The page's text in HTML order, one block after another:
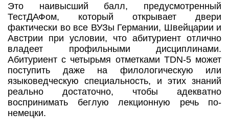
Это наивысший балл, предусмотренный
ТестДАФом, который открывает двери
фактически во все ВУЗы Германии, Швейцарии и
Австрии при условии, что абитуриент отлично
владеет профильными дисциплинами.
Абитуриент с четырьмя отметками TDN-5 может
поступить даже на филологическую или
языковедческую специальность, и этих знаний
реально достаточно, чтобы адекватно
воспринимать беглую лекционную речь по-
немецки.